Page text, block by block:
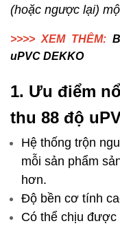
(hoặc ngược lại)
>>>> XEM THÊM:
uPVC DEKKO
1. Ưu điểm
thu 88 độ
Hệ thống trộn
mỗi sản phẩm
hơn.
Độ bền cơ tính
Có thể chịu